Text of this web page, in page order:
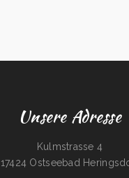
Unsere Adresse
Kulmstrasse 4
17424 Ostseebad